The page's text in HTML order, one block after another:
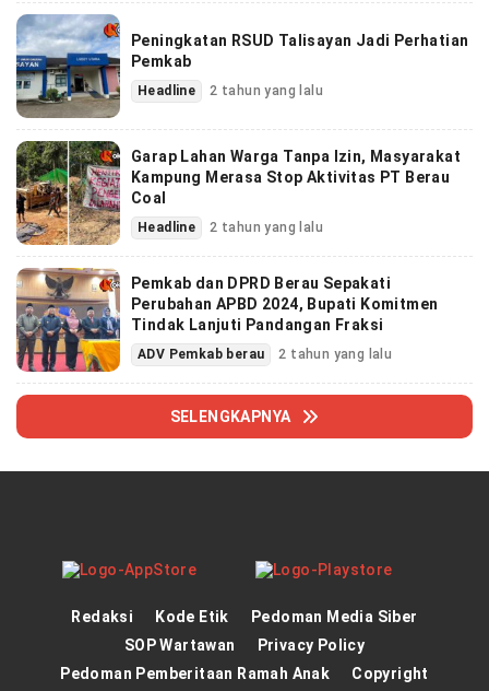
Peningkatan RSUD Talisayan Jadi Perhatian
Pemkab
Headline 2 tahun yang lalu
Garap Lahan Warga Tanpa Izin, Masyarakat
Kampung Merasa Stop Aktivitas PT Berau
Coal
Headline 2 tahun yang lalu
Pemkab dan DPRD Berau Sepakati
Perubahan APBD 2024, Bupati Komitmen
Tindak Lanjuti Pandangan Fraksi
ADV Pemkab berau 2 tahun yang lalu
SELENGKAPNYA
Redaksi Kode Etik
Pedoman Media Siber
SOP Wartawan
Privacy Policy
Pedoman Pemberitaan Ramah Anak
Copyright